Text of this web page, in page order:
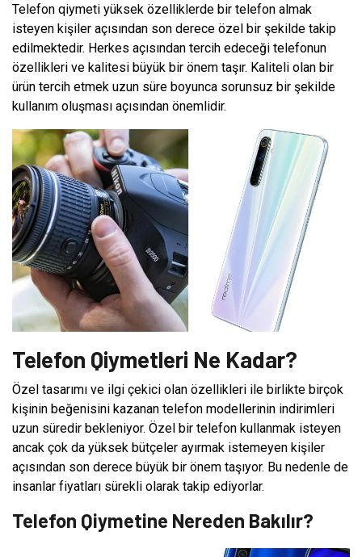
Telefon qiymeti yüksek özelliklerde bir telefon almak
isteyen kişiler açısından son derece özel bir şekilde takip
edilmektedir. Herkes açısından tercih edeceği telefonun
özellikleri ve kalitesi büyük bir önem taşır. Kaliteli olan bir
ürün tercih etmek uzun süre boyunca sorunsuz bir şekilde
kullanım oluşması açısından önemlidir.
Telefon Qiymetleri Ne Kadar?
Özel tasarımı ve ilgi çekici olan özellikleri ile birlikte birçok
kişinin beğenisini kazanan telefon modellerinin indirimleri
uzun süredir bekleniyor. Özel bir telefon kullanmak isteyen
ancak çok da yüksek bütçeler ayırmak istemeyen kişiler
açısından son derece büyük bir önem taşıyor. Bu nedenle de
insanlar fiyatları sürekli olarak takip ediyorlar.
Telefon Qiymetine Nereden Bakılır?